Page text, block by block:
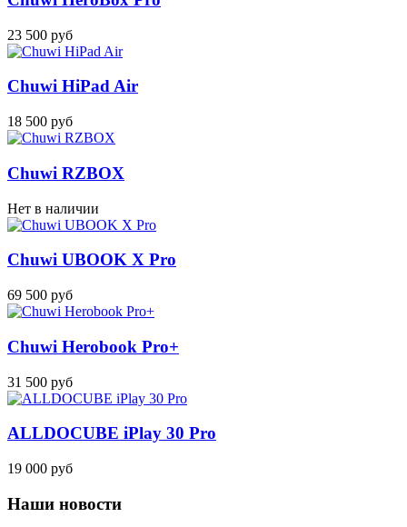
23 500 руб
Chuwi HiPad Air
18 500 руб
Chuwi RZBOX
Нет в наличии
Chuwi UBOOK X Pro
69 500 руб
Chuwi Herobook Pro+
31 500 руб
ALLDOCUBE iPlay 30 Pro
19 000 руб
Наши новости